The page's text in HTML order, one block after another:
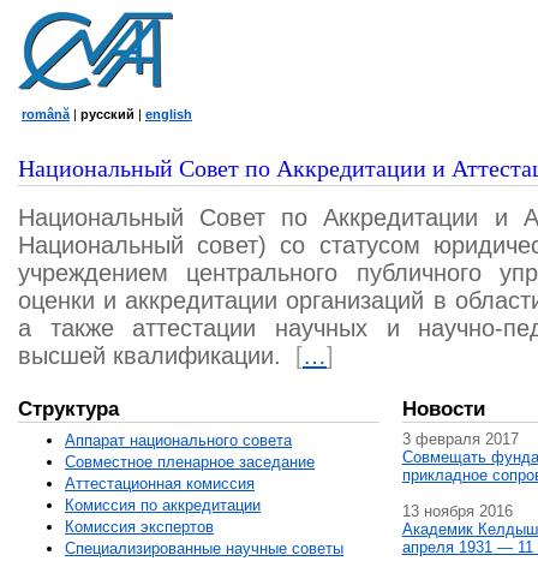
română | русский | english
Национальный Совет по Аккредитации и
Национальный Совет по Аккредитации и
Национальный совет) со статусом
учреждением центрального публичного
оценки и аккредитации организаций в
а также аттестации научных и научно-
высшей квалификации.
[…]
Структура
Аппарат национального совета
Совместное пленарное заседание
Аттестационная комисcия
Комиссия по аккредитации
Комиссия экспертов
Специализированные научные советы
Новости
3 февраля 2017
Совмещать
прикладное
13 ноября 2016
Академик
апреля 1931 — 11